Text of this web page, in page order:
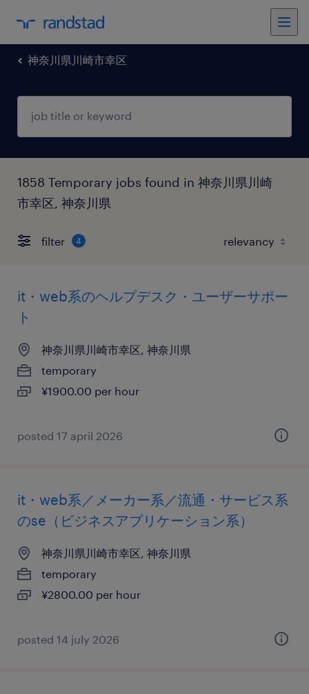
神奈川県川崎市幸区
1858 Temporary jobs found in 神奈川県川崎
市幸区, 神奈川県
filter 4
it・web系のヘルプデスク・ユーザーサポー
ト
神奈川県川崎市幸区, 神奈川県
temporary
¥1900.00 per hour
posted 17 april 2026
it・web系／メーカー系／流通・サービス系
のse（ビジネスアプリケーション系）
神奈川県川崎市幸区, 神奈川県
temporary
¥2800.00 per hour
posted 14 july 2026